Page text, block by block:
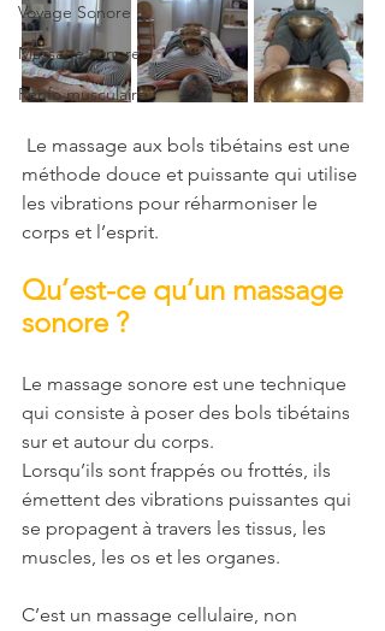
Voyage Sonore
Massage sonore
Renfo musculaire
méthode douce et puissante qui utilise
les vibrations pour réharmoniser le
corps et l’esprit.
Qu’est-ce qu’un massage
sonore ?
Le massage sonore est une technique
qui consiste à poser des bols tibétains
sur et autour du corps.
Lorsqu’ils sont frappés ou frottés, ils
émettent des vibrations puissantes qui
se propagent à travers les tissus, les
muscles, les os et les organes.
C’est un massage cellulaire, non